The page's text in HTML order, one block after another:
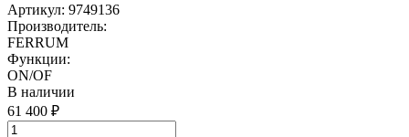
Артикул: 9749136
Производитель:
FERRUM
Функции:
ON/OF
В наличии
61 400 ₽